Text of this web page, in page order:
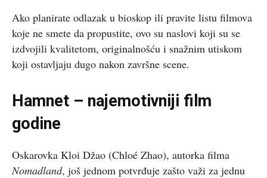
Ako planirate odlazak u bioskop ili pravite listu filmova
koje ne smete da propustite, ovo su naslovi koji su se
izdvojili kvalitetom, originalnošću i snažnim utiskom
koji ostavljaju dugo nakon završne scene.
Hamnet – najemotivniji film
godine
Oskarovka Kloi Džao (Chloé Zhao), autorka filma
Nomadland, još jednom potvrđuje zašto važi za jednu